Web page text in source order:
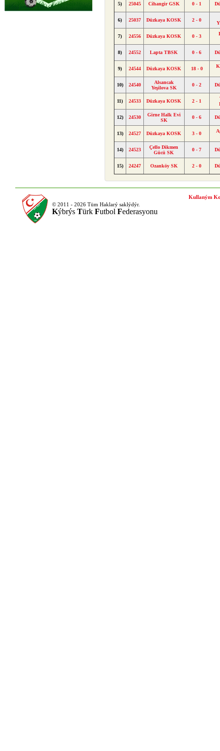
5) 25045 Cihangir GSK 0 - 1
6) 25037 Düzkaya KOSK 2 - 0
7) 24556 Düzkaya KOSK 0 - 3
8) 24552 Lapta TBSK 0 - 6
9) 24544 Düzkaya KOSK 18 - 0
10) 24540
Alsancak
Yeşilova SK
0 - 2
11) 24533 Düzkaya KOSK 2 - 1
12) 24530
Girne Halk Evi
SK
0 - 6
13) 24527 Düzkaya KOSK 3 - 0
14) 24523
Çello Dikmen
Gücü SK
0 - 7
15) 24247 Ozanköy SK 2 - 0
© 2011 - 2026 Tüm Haklarý saklýdýr.
Kýbrýs Türk Futbol Federasyonu
Kullaným